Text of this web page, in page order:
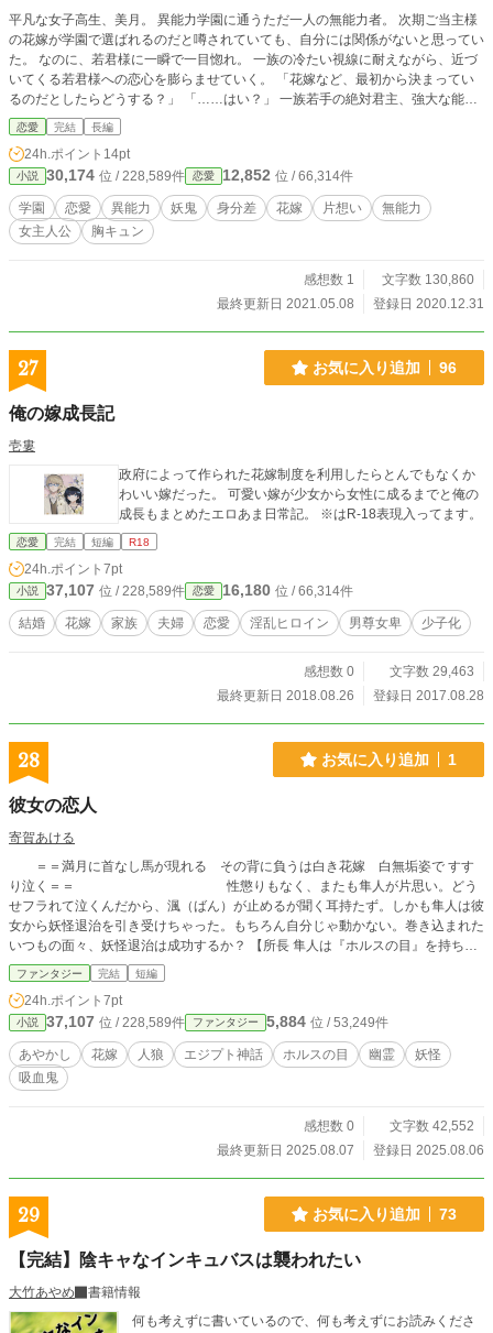
平凡な女子高生、美月。 異能力学園に通うただ一人の無能力者。 次期ご当主様
の花嫁が学園で選ばれるのだと噂されていても、自分には関係がないと思ってい
た。 なのに、若君様に一瞬で一目惚れ。 一族の冷たい視線に耐えながら、近づ
いてくる若君様への恋心を膨らませていく。 「花嫁など、最初から決まってい
るのだとしたらどうする？」 「……はい？」 一族若手の絶対君主、強大な能力
者である彼には何か事情があるみたい。 美月の恋が叶うまでのお話。 若君様×
美月 無自覚イチャイチャ（させたい） --- 小石 美月/ミツキ、陽奈/ヒナ（双
子） 犀河原 慧十郎/ケイジュウロウ（若君様） 犀河原 累/ルイ（先輩、チャラ
っぽい） 犀河原 剣/ケン（親戚、ツンっぽい） 犀河原 瑠璃/ルリ（3年生、妖
艶な美女）
恋愛 完結 長編
24h.ポイント 14pt
小説 30,174 位 / 228,589件 恋愛 12,852 位 / 66,314件
学園 恋愛 異能力 妖鬼 身分差 花嫁 片想い
無能力
女主人公
胸キュン
感想数 1
文字数 130,860
最終更新日 2021.05.08
登録日 2020.12.31
27 お気に入り追加 96
俺の嫁成長記
壱婁
政府によって作られた花嫁制度を利用したらとんでもなくか
わいい嫁だった。 可愛い嫁が少女から女性に成るまでと俺の
成長もまとめたエロあま日常記。 ※はR-18表現入ってます。
恋愛 完結 短編 R18
24h.ポイント 7pt
小説 37,107 位 / 228,589件 恋愛 16,180 位 / 66,314件
結婚 花嫁 家族 夫婦 恋愛 淫乱ヒロイン 男尊女卑 少子化
感想数 0
文字数 29,463
最終更新日 2018.08.26
登録日 2017.08.28
28 お気に入り追加 1
彼女の恋人
寄賀あける
＝＝満月に首なし馬が現れる その背に負うは白き花嫁 白無垢姿で すす
り泣く＝＝ 性懲りもなく、またも隼人が片思い。どう
せフラれて泣くんだから、渢（ばん）が止めるが聞く耳持たず。しかも隼人は彼
女から妖怪退治を引き受けちゃった。もちろん自分じゃ動かない。巻き込まれた
いつもの面々、妖怪退治は成功するか？ 【所長 隼人は『ホルスの目』を持ち、
サングラスが欠かせない。所員 渢（バン）は何を隠そう吸血鬼。そんな二人の
探偵事務所『ハヤブサの目』では、人狼、八咫烏、土蜘蛛、河童と、豊富な援軍
を取りそろえ、いささか変わったご依頼もお引き受けいたします】 《 この探偵
は『ち』を愛でる / ep2 》
ファンタジー 完結 短編
24h.ポイント 7pt
小説 37,107 位 / 228,589件 ファンタジー 5,884 位 / 53,249件
あやかし 花嫁 人狼 エジプト神話 ホルスの目 幽霊
妖怪
吸血鬼
感想数 0
文字数 42,552
最終更新日 2025.08.07
登録日 2025.08.06
29 お気に入り追加 73
【完結】陰キャなインキュバスは襲われたい
大竹あやめ
書籍情報
何も考えずに書いているので、何も考えずにお読みくださ